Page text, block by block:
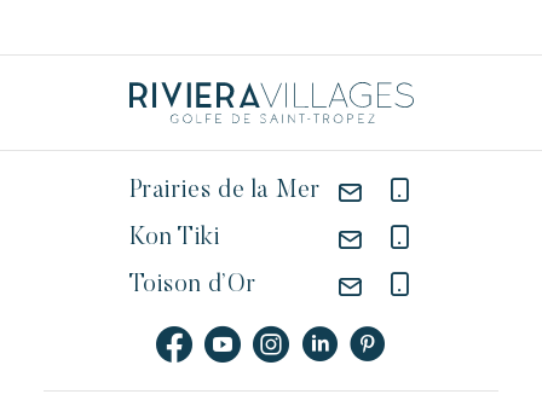
Prairies de la Mer
Kon Tiki
Toison d’Or